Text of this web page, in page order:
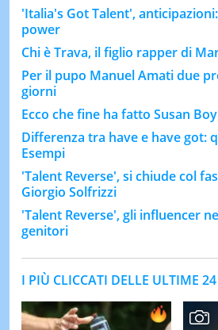
'Italia's Got Talent',
power
Chi è Trava, il figlio rapper di
Per il pupo Manuel Amati due
giorni
Ecco che fine ha fatto Susan
Differenza tra have e have got:
Esempi
'Talent Reverse', si chiude col
Giorgio Solfrizzi
'Talent Reverse', gli influencer
genitori
I PIÙ CLICCATI DELLE ULTIME 24